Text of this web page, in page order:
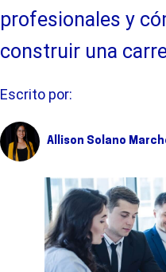
profesionales y
construir una
Escrito por:
Allison Solano